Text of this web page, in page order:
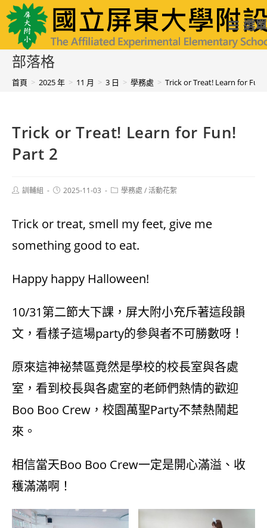
跳
轉
至
國立屏東大學附設實驗國民小學 選單
部落格
首頁 > 2025 年 > 11 月 > 3 日 > 學務處 > Trick or Treat! Learn for Fun!
Trick or Treat! Learn for Fun!
Part 2
Post訓輔組
Post2025-11-03
Post學務處 /活動花絮
Trick or treat, smell my feet, give me
something good to eat.
Happy happy Halloween!
10/31第二節大下課，屏大附小充斥著這段韻
文，看樣子這場party的參與者不可勝數呀！
原來這神祕禁區竟然是學校的校長室與各處
室，看到校長與各處室的老師們熱情的歡迎
Boo Boo Crew，校園萬聖Party不禁熱鬧起
來。
相信當天Boo Boo Crew一定是開心滿溢、收
穫滿滿啊！